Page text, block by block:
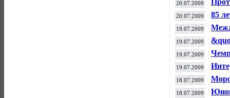
20.07.2009
20.07.2009 85
19.07.2009
19.07.2009
19.07.2009
19.07.2009
18.07.2009
18.07.2009